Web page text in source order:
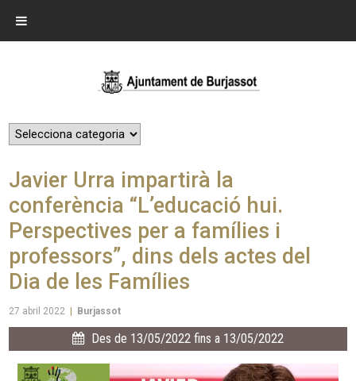
Javier Urra impartirà la
conferència “L’educació hui.
Perspectives per a famílies i
professors”, dins dels actes del
Dia de les Famílies
27 abril 2022 Burjassot
Des de 13/05/2022 fins a 13/05/2022